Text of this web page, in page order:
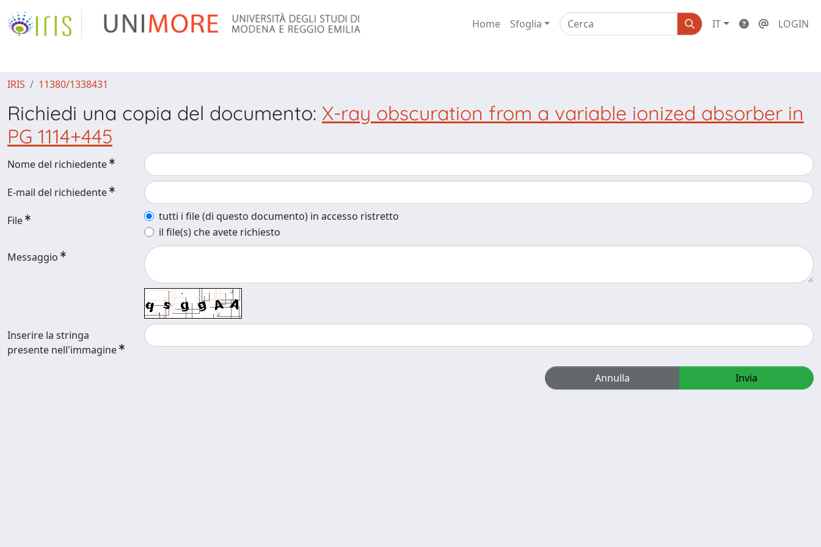
Home Sfoglia IT LOGIN
IRIS 11380/1338431
Richiedi una copia del documento: X-ray obscuration from a variable ionized absorber in
PG 1114+445
Nome del richiedente
E-mail del richiedente
File
tutti i file (di questo documento) in accesso ristretto
il file(s) che avete richiesto
Messaggio
Inserire la stringa
presente nell'immagine
Annulla Invia